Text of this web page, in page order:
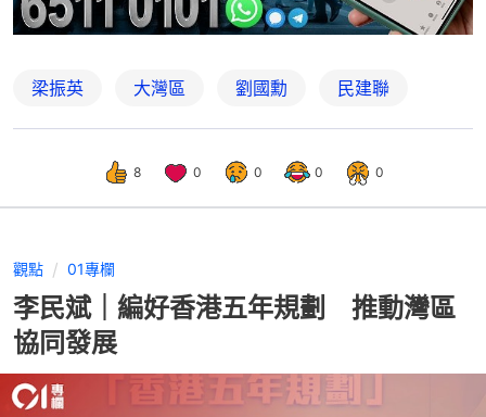
梁振英 大灣區 劉國勳 民建聯
8 0 0 0 0
觀點 01專欄
李民斌｜編好香港五年規劃 推動灣區
協同發展